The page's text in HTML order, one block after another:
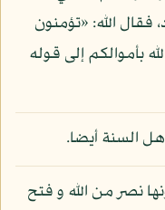
فقال الله: «تؤمنون
بأموالكم إلى قوله
السنة أيضا.
نصر من الله و فتح